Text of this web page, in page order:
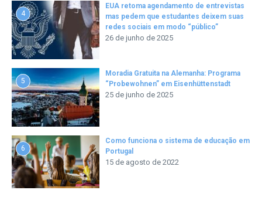
4
EUA retoma agendamento de entrevistas
mas pedem que estudantes deixem suas
redes sociais em modo “público”
26 de junho de 2025
5
Moradia Gratuita na Alemanha: Programa
“Probewohnen” em Eisenhüttenstadt
25 de junho de 2025
6
Como funciona o sistema de educação em
Portugal
15 de agosto de 2022